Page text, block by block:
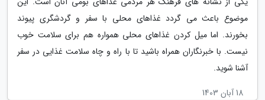
موضوع باعث می گردد غذاهای محلی با سفر و گردشگری پیوند
بخورند. اما میل کردن غذاهای محلی همواره هم برای سلامت خوب
نیست. با خبرنگاران همراه باشید تا با راه و چاه سلامت غذایی در سفر
آشنا شوید.
18 آبان 1403